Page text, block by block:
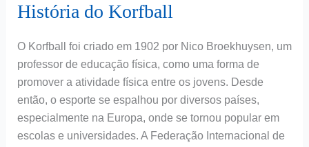
História do Korfball
O Korfball foi criado em 1902 por Nico Broekhuysen, um
professor de educação física, como uma forma de
promover a atividade física entre os jovens. Desde
então, o esporte se espalhou por diversos países,
especialmente na Europa, onde se tornou popular em
escolas e universidades. A Federação Internacional de